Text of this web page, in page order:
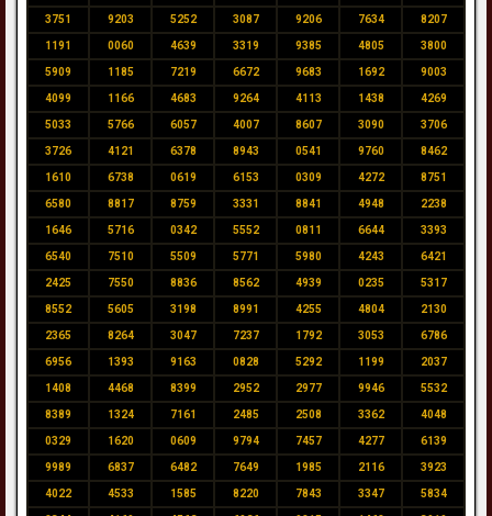
3751 9203 5252 3087 9206 7634 8207
1191 0060 4639 3319 9385 4805 3800
5909 1185 7219 6672 9683 1692 9003
4099 1166 4683 9264 4113 1438 4269
5033 5766 6057 4007 8607 3090 3706
3726 4121 6378 8943 0541 9760 8462
1610 6738 0619 6153 0309 4272 8751
6580 8817 8759 3331 8841 4948 2238
1646 5716 0342 5552 0811 6644 3393
6540 7510 5509 5771 5980 4243 6421
2425 7550 8836 8562 4939 0235 5317
8552 5605 3198 8991 4255 4804 2130
2365 8264 3047 7237 1792 3053 6786
6956 1393 9163 0828 5292 1199 2037
1408 4468 8399 2952 2977 9946 5532
8389 1324 7161 2485 2508 3362 4048
0329 1620 0609 9794 7457 4277 6139
9989 6837 6482 7649 1985 2116 3923
4022 4533 1585 8220 7843 3347 5834